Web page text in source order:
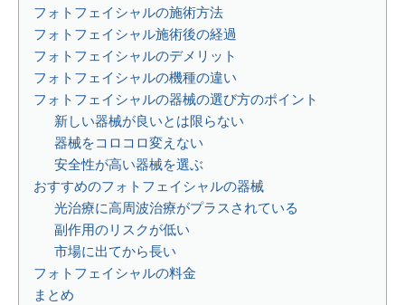
フォトフェイシャルの施術方法
フォトフェイシャル施術後の経過
フォトフェイシャルのデメリット
フォトフェイシャルの機種の違い
フォトフェイシャルの器械の選び方のポイント
新しい器械が良いとは限らない
器械をコロコロ変えない
安全性が高い器械を選ぶ
おすすめのフォトフェイシャルの器械
光治療に高周波治療がプラスされている
副作用のリスクが低い
市場に出てから長い
フォトフェイシャルの料金
まとめ